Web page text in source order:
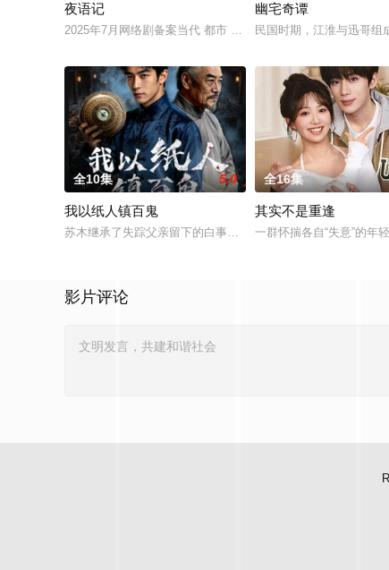
夜语记
2025年7月网络剧备案当代 都市 海南越酷文化传媒有限公司
幽宅奇谭
民国时期，江淮与迅哥组
全10集 5.0
我以纸人镇百鬼
苏木继承了失踪父亲留下的白事馆，本想低调扎纸维生，却因
全16集
其实不是重逢
一群怀揣各自“失意”的年
影片评论